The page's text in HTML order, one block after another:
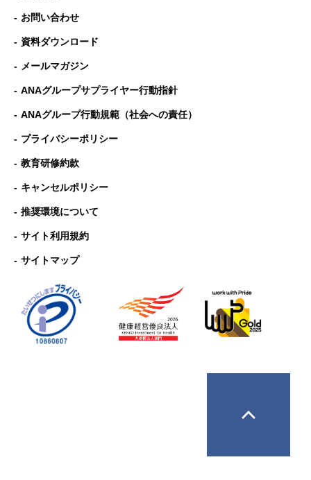
お問い合わせ
資料ダウンロード
メールマガジン
ANAグループサプライヤー行動指針
ANAグループ⾏動規範（社会への責任）
プライバシーポリシー
教育研修約款
キャンセルポリシー
推奨環境について
サイト利用規約
サイトマップ